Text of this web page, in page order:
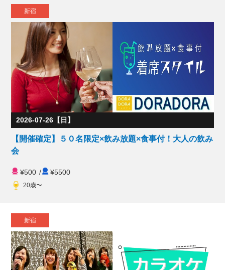
新宿
2026-07-26【日】
【開催確定】５０名限定×飲み放題×食事付！大人の飲み
会
¥500 / ¥5500
20歳〜
新宿